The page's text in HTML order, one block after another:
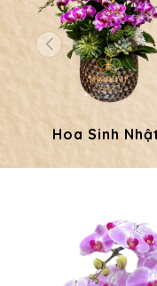
Hoa Sinh